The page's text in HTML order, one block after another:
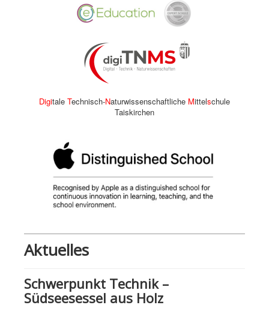
Digitale Technisch-Naturwissenschaftliche Mittelschule
Taiskirchen
Aktuelles
Schwerpunkt Technik –
Südseesessel aus Holz